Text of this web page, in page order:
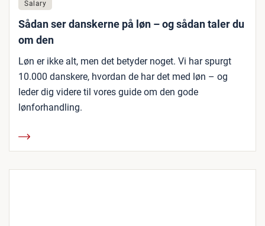
Salary
Sådan ser danskerne på løn – og sådan taler du
om den
Løn er ikke alt, men det betyder noget. Vi har spurgt
10.000 danskere, hvordan de har det med løn – og
leder dig videre til vores guide om den gode
lønforhandling.